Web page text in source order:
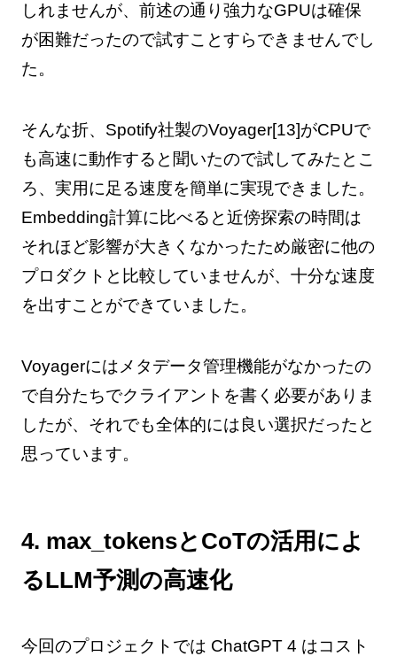
しれませんが、前述の通り強力なGPUは確保
が困難だったので試すことすらできませんでし
た。
そんな折、Spotify社製のVoyager[13]がCPUで
も高速に動作すると聞いたので試してみたとこ
ろ、実用に足る速度を簡単に実現できました。
Embedding計算に比べると近傍探索の時間は
それほど影響が大きくなかったため厳密に他の
プロダクトと比較していませんが、十分な速度
を出すことができていました。
Voyagerにはメタデータ管理機能がなかったの
で自分たちでクライアントを書く必要がありま
したが、それでも全体的には良い選択だったと
思っています。
4. max_tokensとCoTの活用によ
るLLM予測の高速化
今回のプロジェクトでは ChatGPT 4 はコスト